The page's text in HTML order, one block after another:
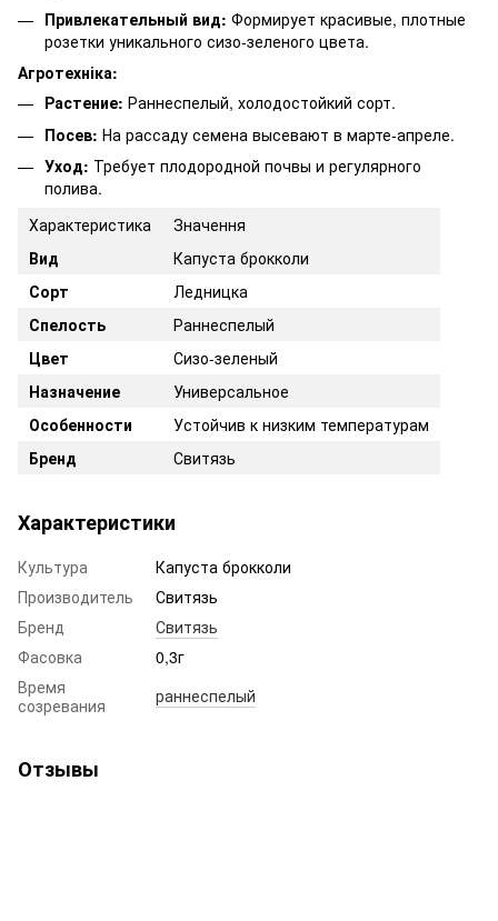
Привлекательный вид: Формирует красивые, плотные
розетки уникального сизо-зеленого цвета.
Агротехніка:
Растение: Раннеспелый, холодостойкий сорт.
Посев: На рассаду семена высевают в марте-апреле.
Уход: Требует плодородной почвы и регулярного
полива.
Характеристика
Значення
Вид
Капуста брокколи
Сорт
Ледницка
Спелость
Раннеспелый
Цвет
Сизо-зеленый
Назначение
Универсальное
Особенности
Устойчив к низким температурам
Бренд
Свитязь
Характеристики
Культура
Капуста брокколи
Производитель
Свитязь
Бренд
Свитязь
Фасовка
0,3г
Время
созревания
раннеспелый
Отзывы